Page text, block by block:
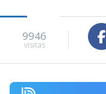
9946
visitas